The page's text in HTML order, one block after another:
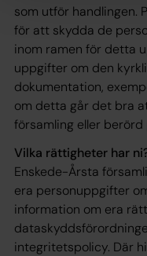
som utför handlingen.
för att skydda de
inom ramen för detta
uppgifter om den
dokumentation,
om detta går det bra
församling eller
Vilka rättigheter har
Enskede-Årsta
era personuppgifter
information om era
integritetspolicy. Där